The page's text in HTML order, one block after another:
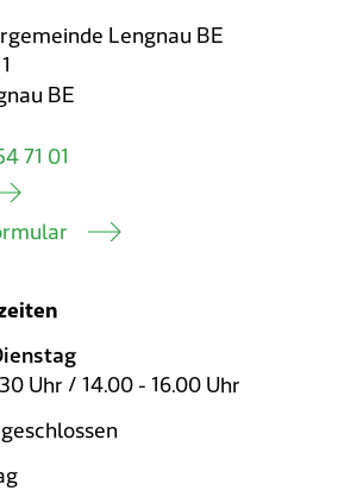
Lengnau BE
BE
71 01
Uhr / 14.00 - 16.00 Uhr